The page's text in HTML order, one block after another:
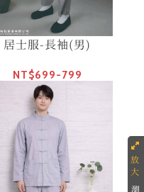
居士服-長袖(男)
NT$699-799
瀏